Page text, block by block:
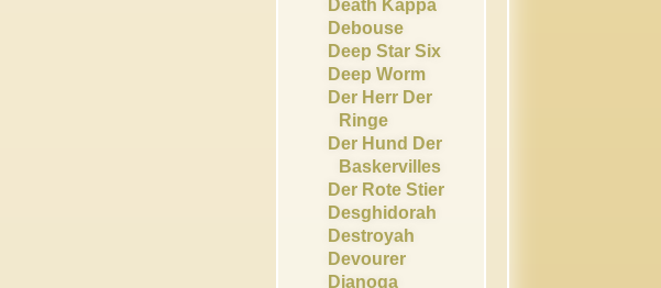
Death Kappa
Debouse
Deep Star Six
Deep Worm
Der Herr Der
Ringe
Der Hund Der
Baskervilles
Der Rote Stier
Desghidorah
Destroyah
Devourer
Dianoga